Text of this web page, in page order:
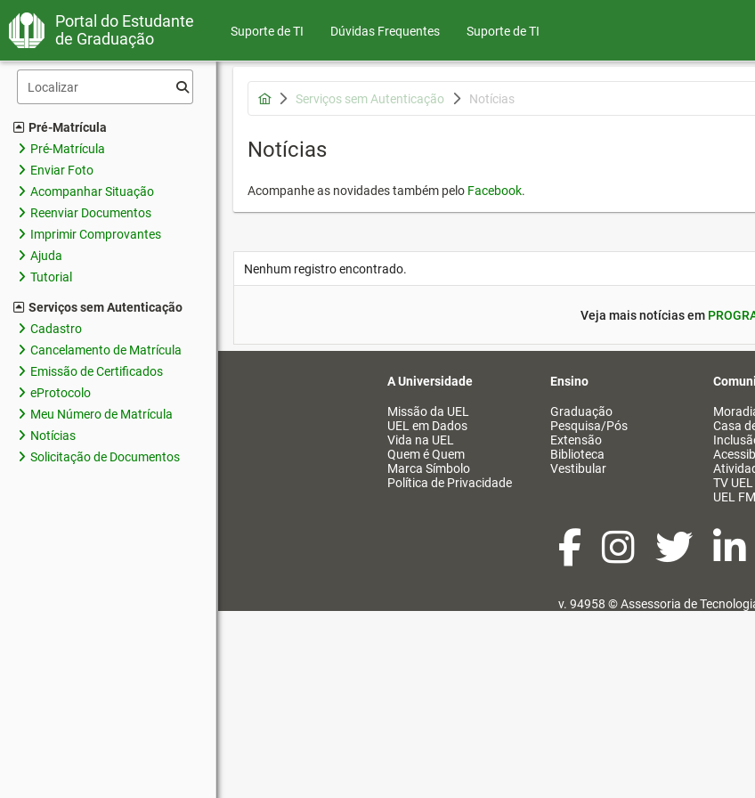
Portal do Estudante
de Graduação
Suporte de TI Dúvidas Frequentes Suporte de TI
Pré-Matrícula
Pré-Matrícula
Enviar Foto
Acompanhar Situação
Reenviar Documentos
Imprimir Comprovantes
Ajuda
Tutorial
Serviços sem Autenticação
Cadastro
Cancelamento de Matrícula
Emissão de Certificados
eProtocolo
Meu Número de Matrícula
Notícias
Solicitação de Documentos
Serviços sem Autenticação Notícias
Notícias
Acompanhe as novidades também pelo Facebook.
Nenhum registro encontrado.
Veja mais notícias em
A Universidade
Missão da UEL
UEL em Dados
Vida na UEL
Quem é Quem
Marca Símbolo
Política de Privacidade
Ensino
Graduação
Pesquisa/Pós
Extensão
Biblioteca
Vestibular
Casa
TV UEL
UEL FM
v. 94958 ©Assessoria de